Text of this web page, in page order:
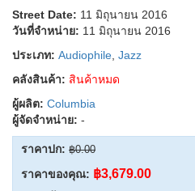
Street Date: 11 มิถุนายน 2016
วันที่จำหน่าย: 11 มิถุนายน 2016
ประเภท: Audiophile Jazz
คลังสินค้า: สินค้าหมด
ผู้ผลิต: Columbia
ผู้จัดจำหน่าย: -
ราคาปก: ฿0.00
ราคาของคุณ: ฿3,679.00